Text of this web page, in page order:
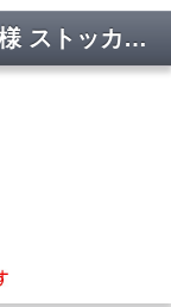
デッキオーブン プリンス 石板仕様 ストッカー仕様 マルゼン PJB3-22S(L) 幅1280×奥行1540×高さ1755(mm)